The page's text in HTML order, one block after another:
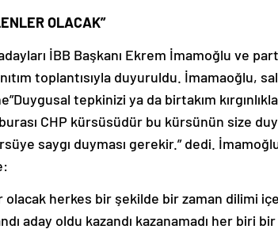
OLACAK”
İBB Başkanı Ekrem İmamoğlu ve
toplantısıyla duyuruldu. İmamaoğlu,
tepkinizi ya da birtakım
CHP kürsüsüdür bu kürsünün size
saygı duyması gerekir.” dedi.
olacak herkes bir şekilde bir zaman dilimi
aday oldu kazandı kazanamadı her biri